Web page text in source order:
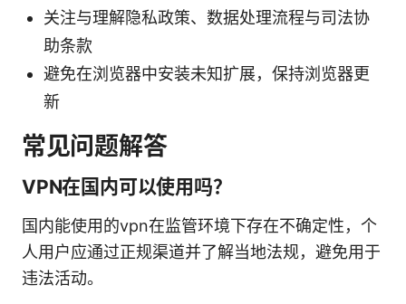
关注与理解隐私政策、数据处理流程与司法协
助条款
避免在浏览器中安装未知扩展，保持浏览器更
新
常见问题解答
VPN在国内可以使用吗？
国内能使用的vpn在监管环境下存在不确定性，个
人用户应通过正规渠道并了解当地法规，避免用于
违法活动。